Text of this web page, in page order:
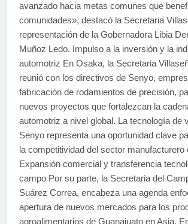
avanzado hacia metas comunes que
comunidades», destacó la Secretaria
representación de la Gobernadora Libia
Muñoz Ledo. Impulso a la inversión y la
automotriz En Osaka, la Secretaria
reunió con los directivos de Senyo,
fabricación de rodamientos de precisión,
nuevos proyectos que fortalezcan la
automotriz a nivel global. La tecnología de
Senyo representa una oportunidad clave
la competitividad del sector manufacturero
Expansión comercial y transferencia
campo Por su parte, la Secretaria del
Suárez Correa, encabeza una agenda
apertura de nuevos mercados para los
agroalimentarios de Guanajuato en Asia.